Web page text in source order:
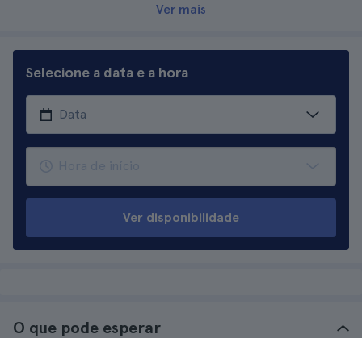
Ver mais
Selecione a data e a hora
Ver disponibilidade
O que pode esperar